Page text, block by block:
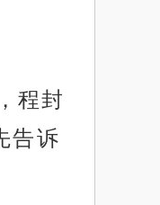
程封
告诉